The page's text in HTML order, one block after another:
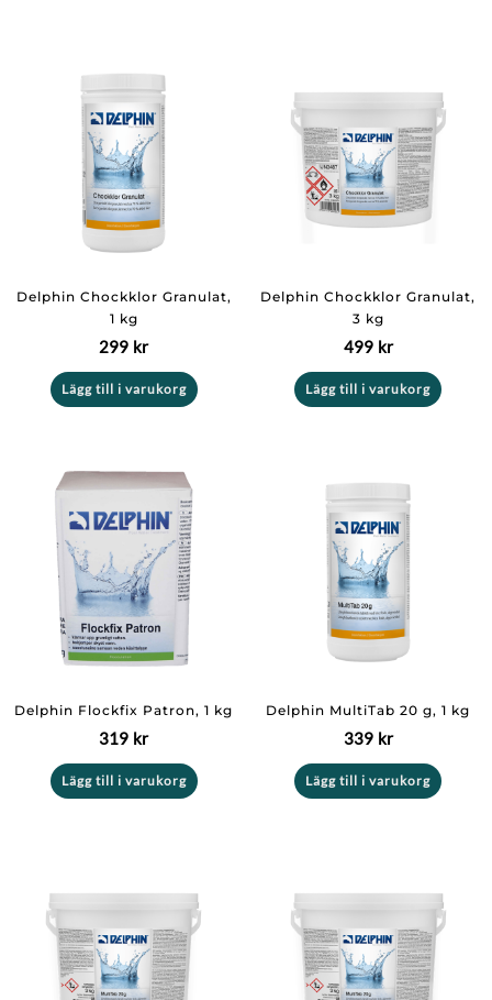
Delphin Chockklor Granulat,
1 kg
299 kr
Lägg till i varukorg
Delphin Chockklor Granulat,
3 kg
499 kr
Lägg till i varukorg
Delphin Flockfix Patron, 1 kg
319 kr
Lägg till i varukorg
Delphin MultiTab 20 g, 1 kg
339 kr
Lägg till i varukorg